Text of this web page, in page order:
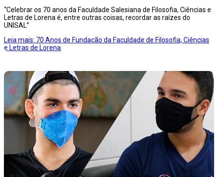
“Celebrar os 70 anos da Faculdade Salesiana de Filosofia, Ciências e
Letras de Lorena é, entre outras coisas, recordar as raízes do
UNISAL”
Leia mais: 70 Anos de Fundação da Faculdade de Filosofia, Ciências
e Letras de Lorena